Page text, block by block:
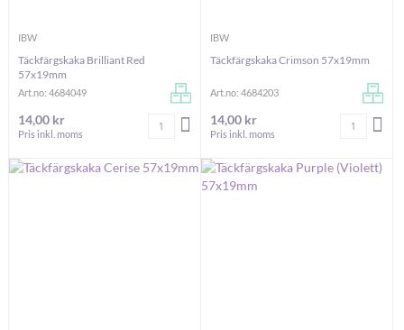
IBW
Täckfärgskaka Brilliant Red
57x19mm
Art.no: 4684049
14,00 kr
Pris inkl. moms
Antal LÄGG I VARUKORGEN
IBW
Täckfärgskaka Crimson 57x19mm
Art.no: 4684203
14,00 kr
Pris inkl. moms
Antal